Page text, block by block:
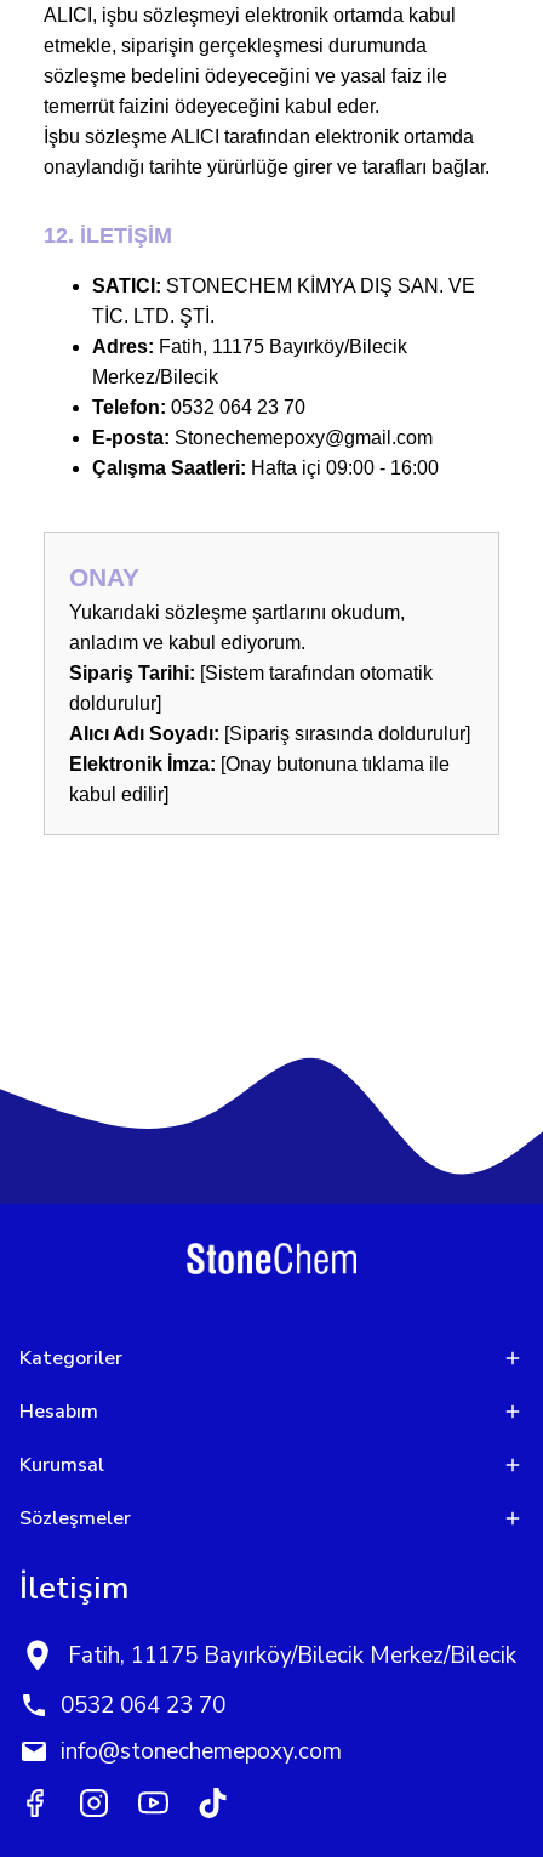
ALICI, işbu sözleşmeyi elektronik ortamda kabul
etmekle, siparişin gerçekleşmesi durumunda
sözleşme bedelini ödeyeceğini ve yasal faiz ile
temerrüt faizini ödeyeceğini kabul eder.
İşbu sözleşme ALICI tarafından elektronik ortamda
onaylandığı tarihte yürürlüğe girer ve tarafları bağlar.
12. İLETİŞİM
SATICI: STONECHEM KİMYA DIŞ SAN. VE
TİC. LTD. ŞTİ.
Adres: Fatih, 11175 Bayırköy/Bilecik
Merkez/Bilecik
Telefon: 0532 064 23 70
E-posta: Stonechemepoxy@gmail.com
Çalışma Saatleri: Hafta içi 09:00 - 16:00
ONAY
Yukarıdaki sözleşme şartlarını okudum,
anladım ve kabul ediyorum.
Sipariş Tarihi: [Sistem tarafından otomatik
doldurulur]
Alıcı Adı Soyadı: [Sipariş sırasında doldurulur]
Elektronik İmza: [Onay butonuna tıklama ile
kabul edilir]
Kategoriler
Hesabım
Kurumsal
Sözleşmeler
İletişim
Fatih, 11175 Bayırköy/Bilecik Merkez/Bilecik
0532 064 23 70
info@stonechemepoxy.com